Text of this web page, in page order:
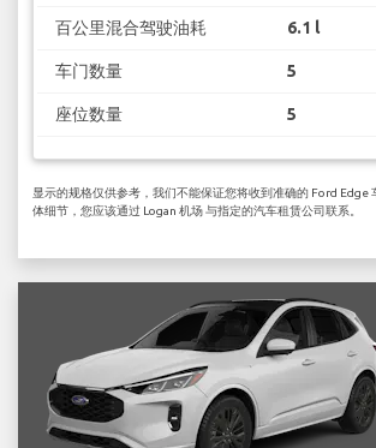
百公里混合驾驶油耗 6.1 l
车门数量 5
座位数量 5
显示的规格仅供参考，我们不能保证您将收到准确的 Ford Edge
体细节，您应该通过 Logan 机场 与指定的汽车租赁公司联系。